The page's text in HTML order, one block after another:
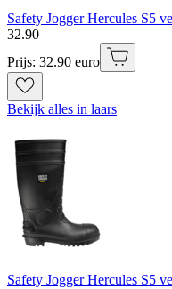
Safety Jogger Hercules S5
32.90
Prijs: 32.90 euro
Bekijk alles in laars
Safety Jogger Hercules S5